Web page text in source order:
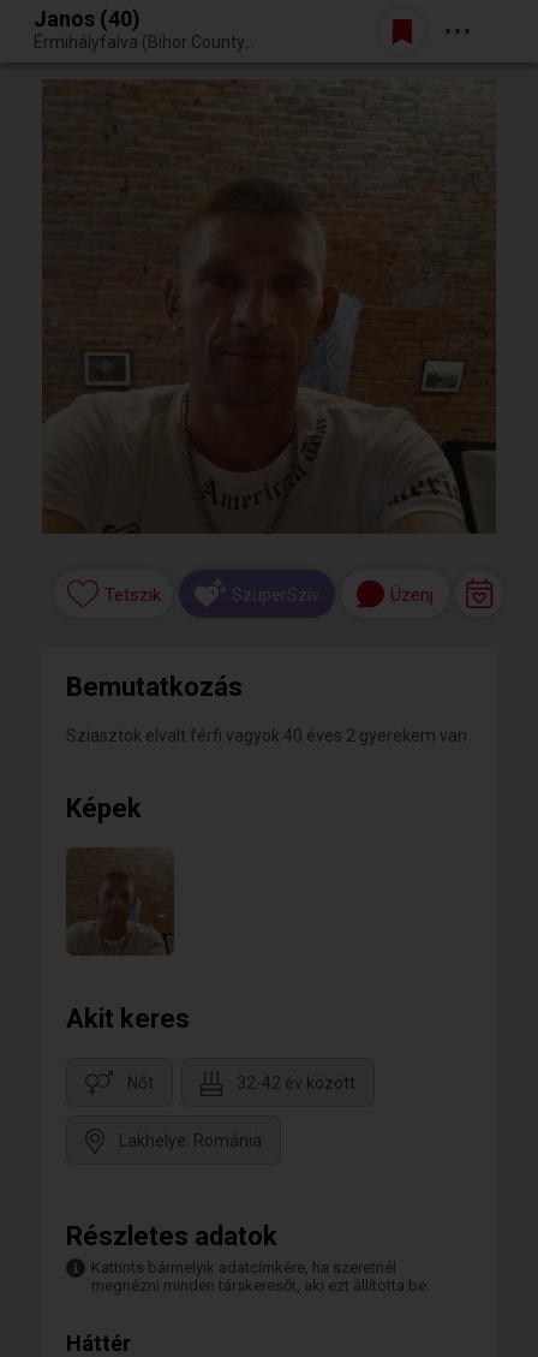
Egy jó randiból bármi lehet.
Belépés
Janos (40)
Tetszik SzuperSzív Üzenj
Bemutatkozás
Sziasztok elvalt férfi vagyok 40 éves 2 gyerekem van
Képek
Akit keres
Nőt 32-42 év között
Lakhelye: Románia
Részletes adatok
Kattints bármelyik adatcímkére, ha szeretnél
megnézni minden társkeresőt, aki ezt állította be.
Háttér